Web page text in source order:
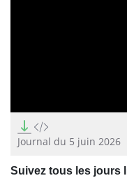
seconds
of
11
22
Journal du 5 juin 2026
Suivez tous les jours